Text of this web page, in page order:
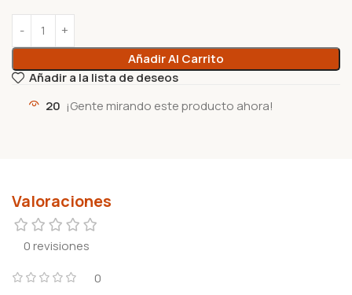
Añadir Al Carrito
Añadir a la lista de deseos
20 ¡Gente mirando este producto ahora!
Valoraciones
0 revisiones
0